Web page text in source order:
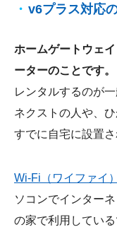
v6プラス対応
ホームゲートウェイ
ーターのことです。
レンタルするのが
ネクストの人や、
すでに自宅に設置
Wi-Fi（ワイファイ
ソコンでインター
の家で利用している